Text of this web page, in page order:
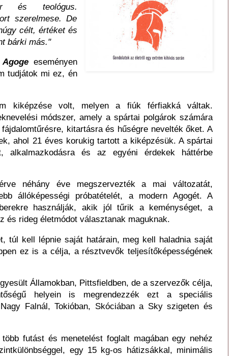
és teológus.
szerelmese. De
célt, értéket és
bárki más."
eseményen
tudjátok mi ez, én
kiképzése volt, melyen a fiúk férfiakká váltak.
módszer, amely a spártai polgárok számára
kitartásra és hűségre nevelték őket. A
ahol 21 éves korukig tartott a kiképzésük. A spártai
alkalmazkodásra és az egyéni érdekek háttérbe
néhány éve megszervezték a mai változatát,
állóképességi próbatételét, a modern Agogét. A
használják, akik jól tűrik a keménységet, a
és rideg életmódot választanak maguknak.
túl kell lépnie saját határain, meg kell haladnia saját
ez is a célja, a résztvevők teljesítőképességének
Államokban, Pittsfieldben, de a szervezők célja,
helyein is megrendezzék ezt a speciális
Falnál, Tokióban, Skóciában a Sky szigeten és
futást és menetelést foglalt magában egy nehéz
egy 15 kg-os hátizsákkal, minimális